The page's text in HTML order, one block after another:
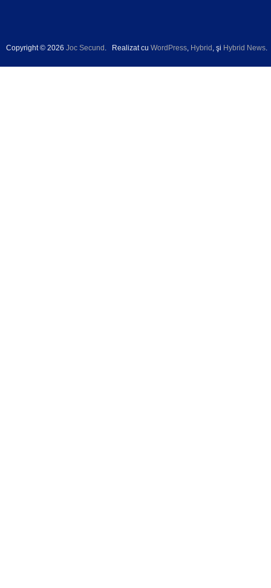
Copyright © 2026 Joc Secund . Realizat cu WordPress, Hybrid , şi Hybrid News.